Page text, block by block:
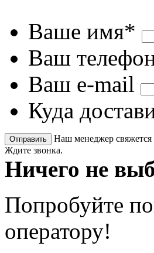
Ваше имя*
Ваш
Ваш e-mail
Куда
Наш менеджер свяжется
Ждите звонка.
Ничего не
Попробуйте
оператору!